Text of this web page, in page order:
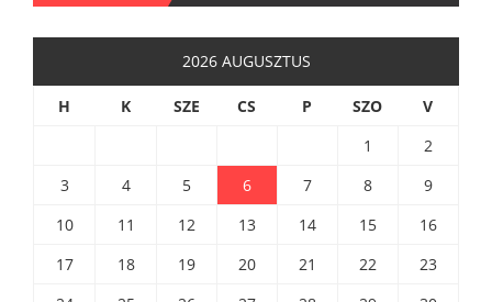
2026 AUGUSZTUS
H K SZE CS P SZO
V
1
2
3
4 5 6 7 8
9
10
11 12 13 14 15
16
17
18 19 20 21 22
23